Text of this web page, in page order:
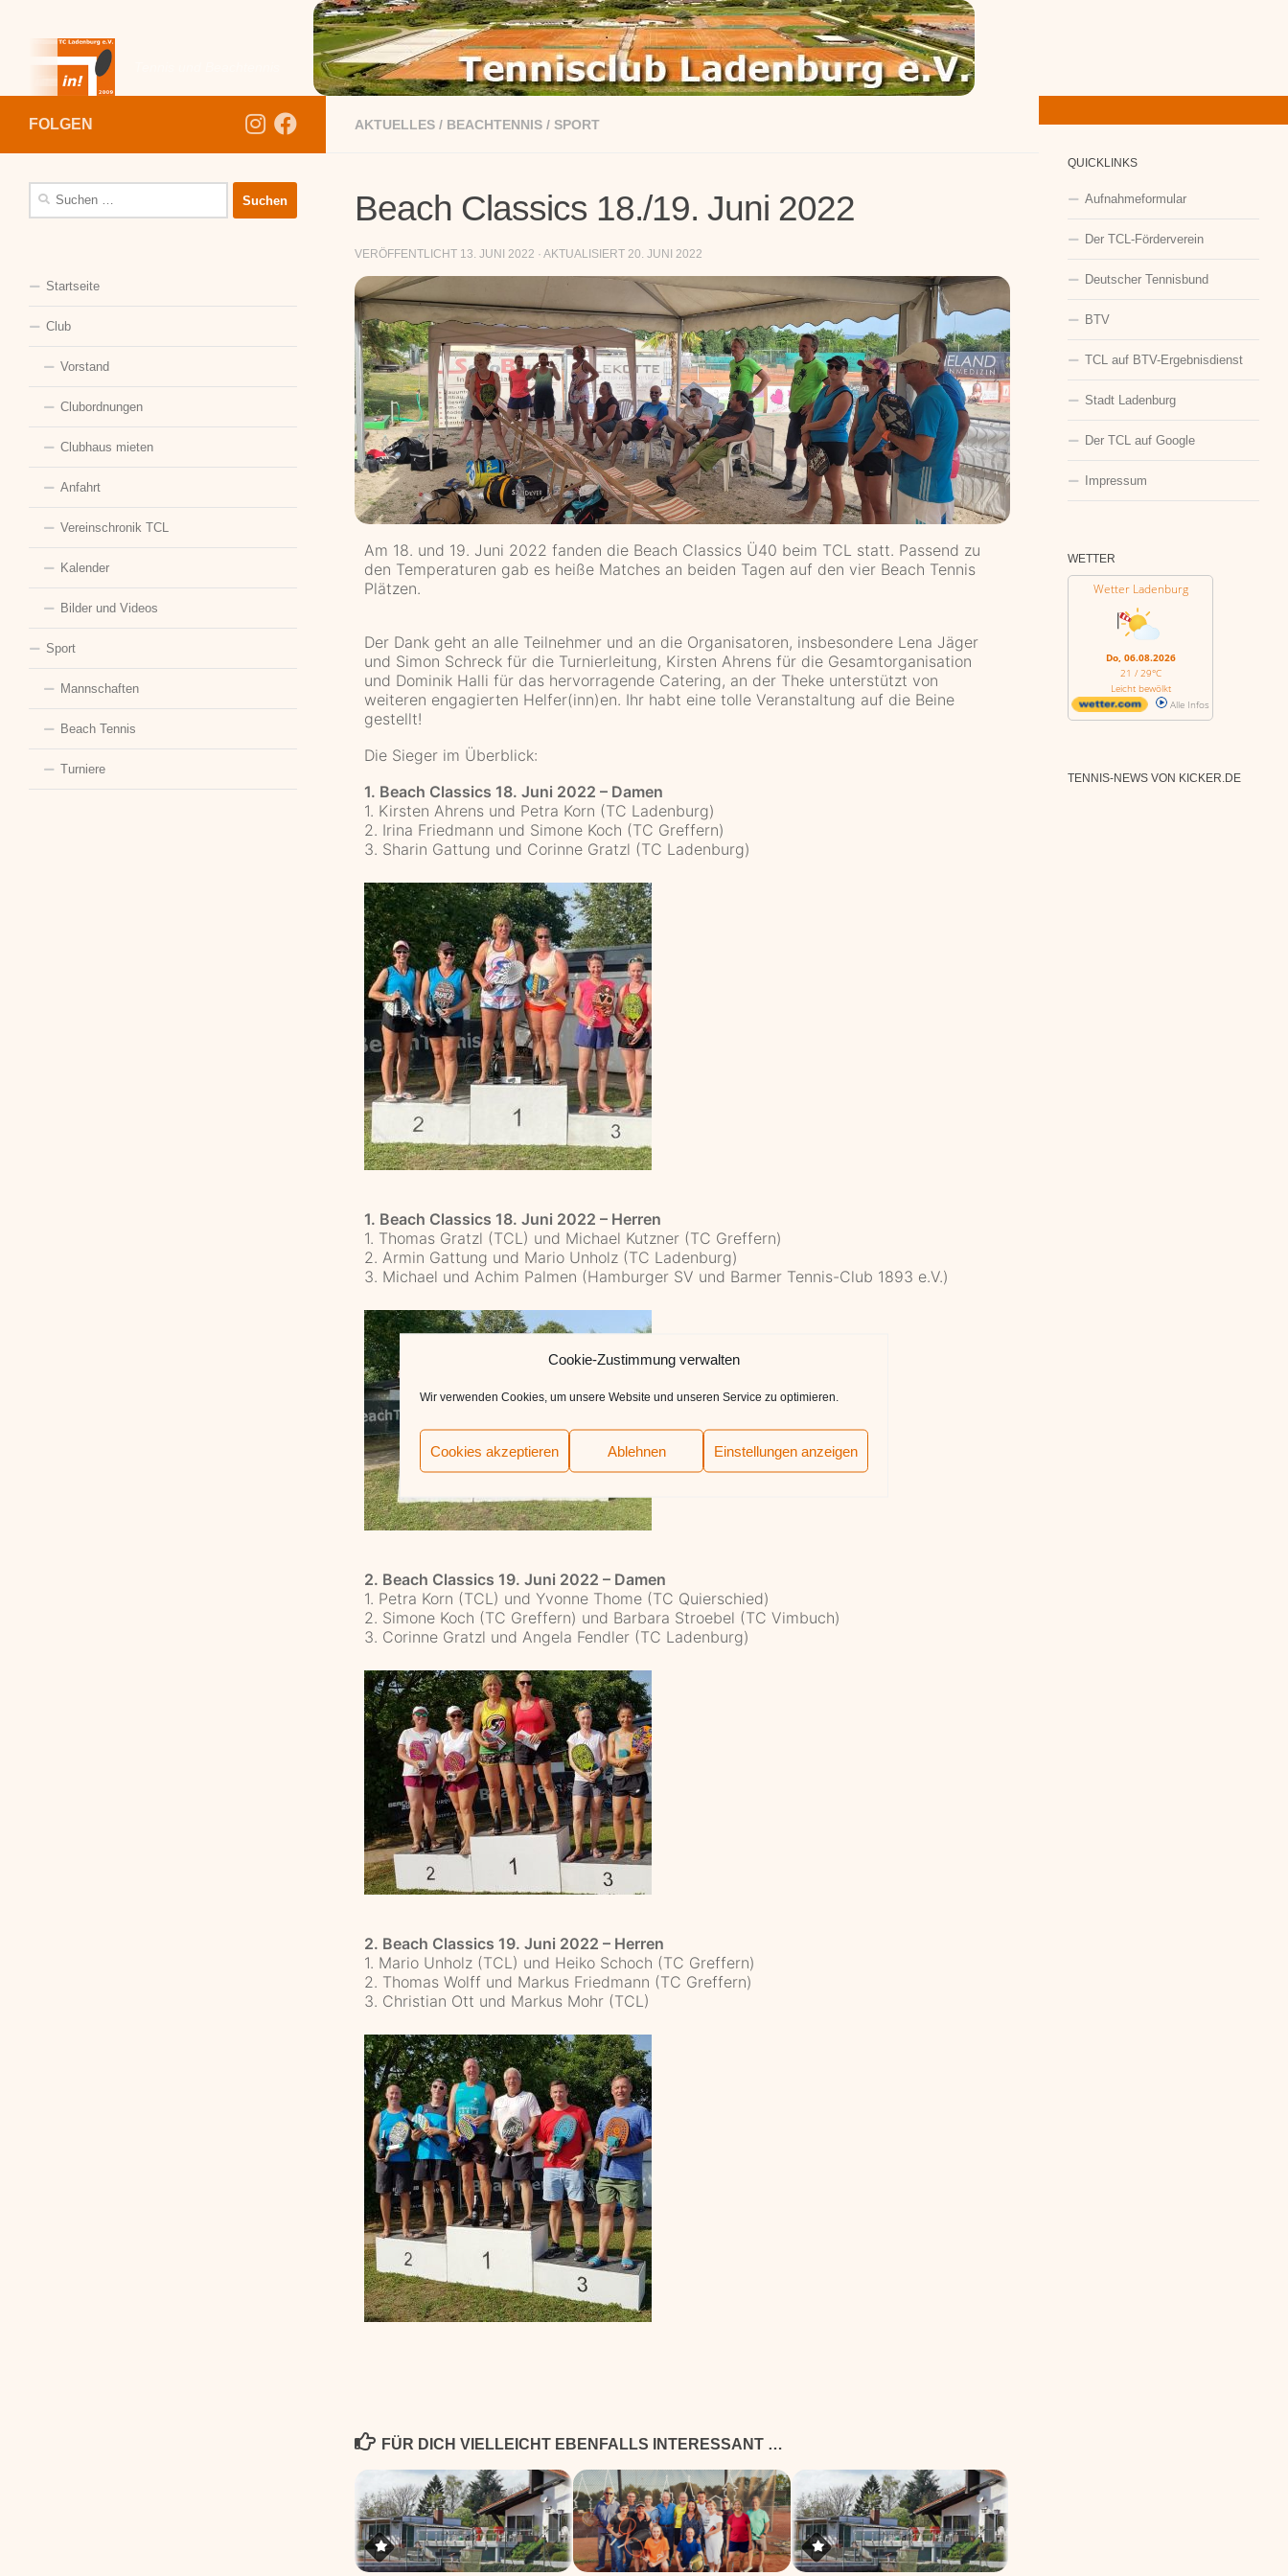
Cookie-Zustimmung verwalten
Wir verwenden Cookies, um unsere Website und unseren Service zu optimieren.
Cookies akzeptieren Ablehnen Einstellungen anzeigen
AKTUELLES / BEACHTENNIS / SPORT
Beach Classics 18./19. Juni 2022
VERÖFFENTLICHT 13. JUNI 2022 · AKTUALISIERT 20. JUNI 2022
Am 18. und 19. Juni 2022 fanden die Beach Classics Ü40 beim TCL statt. Passend zu
den Temperaturen gab es heiße Matches an beiden Tagen auf den vier Beach Tennis
Plätzen.
Der Dank geht an alle Teilnehmer und an die Organisatoren, insbesondere Lena Jäger
und Simon Schreck für die Turnierleitung, Kirsten Ahrens für die Gesamtorganisation
und Dominik Halli für das hervorragende Catering, an der Theke unterstützt von
weiteren engagierten Helfer(inn)en. Ihr habt eine tolle Veranstaltung auf die Beine
gestellt!
Die Sieger im Überblick:
1. Beach Classics 18. Juni 2022 – Damen
1. Kirsten Ahrens und Petra Korn (TC Ladenburg)
2. Irina Friedmann und Simone Koch (TC Greffern)
3. Sharin Gattung und Corinne Gratzl (TC Ladenburg)
1. Beach Classics 18. Juni 2022 – Herren
1. Thomas Gratzl (TCL) und Michael Kutzner (TC Greffern)
2. Armin Gattung und Mario Unholz (TC Ladenburg)
3. Michael und Achim Palmen (Hamburger SV und Barmer Tennis-Club 1893 e.V.)
2. Beach Classics 19. Juni 2022 – Damen
1. Petra Korn (TCL) und Yvonne Thome (TC Quierschied)
2. Simone Koch (TC Greffern) und Barbara Stroebel (TC Vimbuch)
3. Corinne Gratzl und Angela Fendler (TC Ladenburg)
2. Beach Classics 19. Juni 2022 – Herren
1. Mario Unholz (TCL) und Heiko Schoch (TC Greffern)
2. Thomas Wolff und Markus Friedmann (TC Greffern)
3. Christian Ott und Markus Mohr (TCL)
FÜR DICH VIELLEICHT EBENFALLS INTERESSANT …
FOLGEN
Suchen
Startseite
Club
Vorstand
Clubordnungen
Clubhaus mieten
Anfahrt
Vereinschronik TCL
Kalender
Bilder und Videos
Sport
Mannschaften
Beach Tennis
Turniere
QUICKLINKS
Aufnahmeformular
Der TCL-Förderverein
Deutscher Tennisbund
BTV
TCL auf BTV-Ergebnisdienst
Stadt Ladenburg
Der TCL auf Google
Impressum
WETTER
Wetter Ladenburg
Do, 06.08.2026
21 / 29°C
Leicht bewölkt
Alle Infos
TENNIS-NEWS VON KICKER.DE